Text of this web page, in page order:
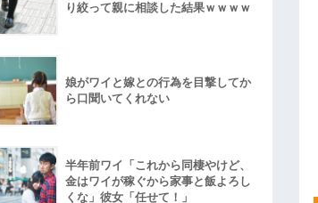
り絞って親に相談した結果ｗｗｗｗ
娘がワイと嫁との行為を目撃してか
ら口聞いてくれない
半年前ワイ「これから同棲やけど、
金はワイが稼ぐから家事と飯よろし
くな」彼女「任せて！」